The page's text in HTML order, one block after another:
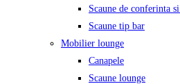
Scaune de conferinta
Scaune tip bar
Mobilier lounge
Canapele
Scaune lounge